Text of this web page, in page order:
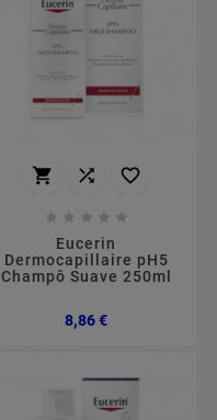
  
    
Eucerin
Dermocapillaire pH5
Champô Suave 250ml
8,86 €Preço